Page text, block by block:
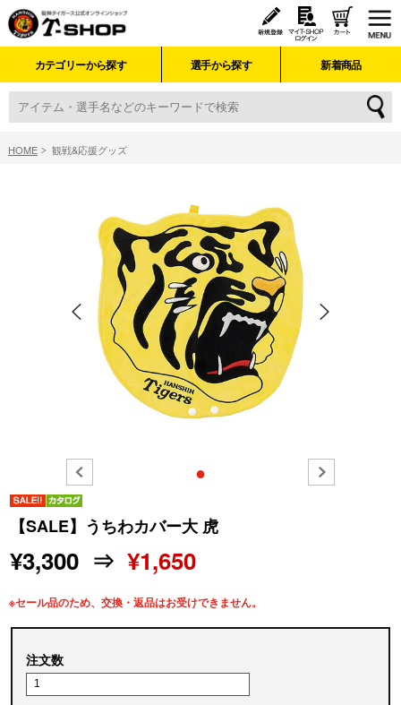
カテゴリーから探す 選手から探す 新着商品
HOME 観戦&応援グッズ
●
【SALE】うちわカバー大 虎
¥3,300 ⇒¥1,650
※セール品のため、交換・返品はお受けできません。
注文数